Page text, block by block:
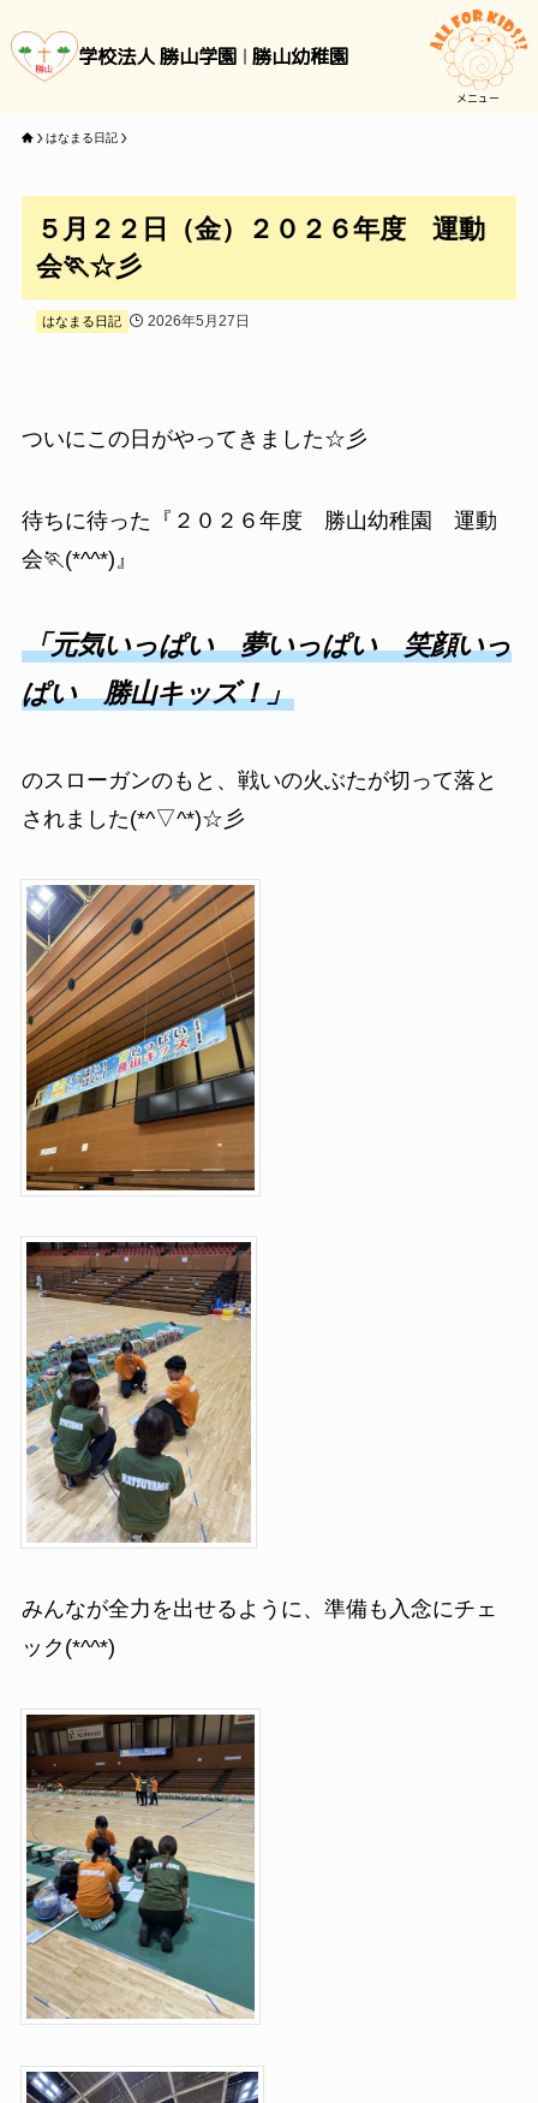
学校法人 勝山学園 勝山幼稚園
メニュー
はなまる日記
５月２２日（金）２０２６年度 運動
会🏃☆彡
はなまる日記 2026年5月27日
ついにこの日がやってきました☆彡
待ちに待った『２０２６年度 勝山幼稚園 運動
会🏃(*^^*)』
「元気いっぱい 夢いっぱい 笑顔いっ
ぱい 勝山キッズ！」
のスローガンのもと、戦いの火ぶたが切って落と
されました(*^▽^*)☆彡
みんなが全力を出せるように、準備も入念にチェ
ック(*^^*)